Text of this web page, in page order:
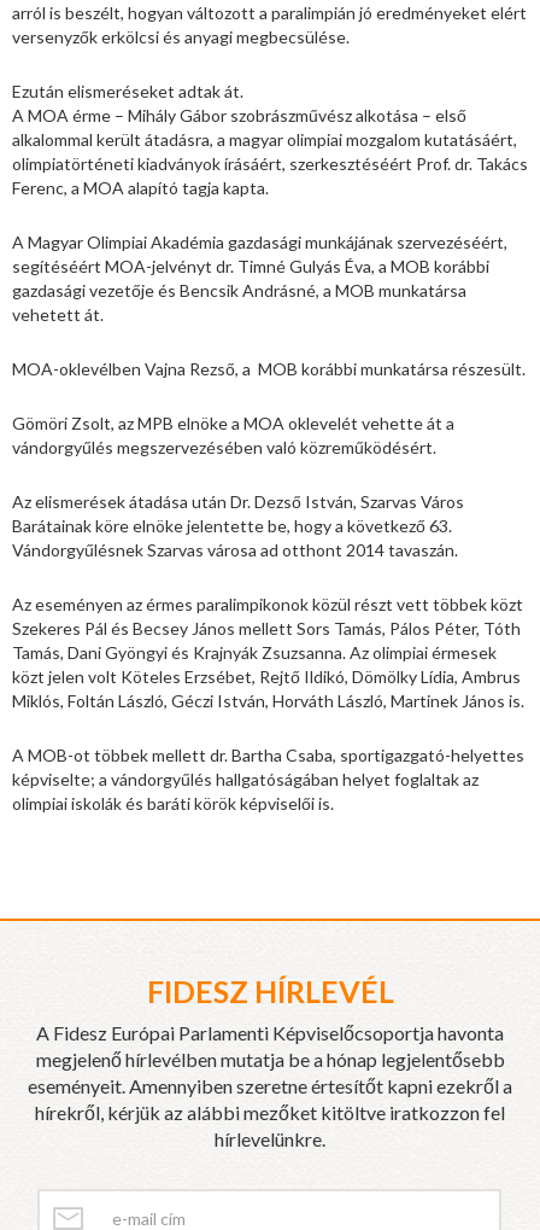
arról is beszélt, hogyan változott a paralimpián jó eredményeket elért
versenyzők erkölcsi és anyagi megbecsülése.
Ezután elismeréseket adtak át.
A MOA érme – Mihály Gábor szobrászművész alkotása – első
alkalommal került átadásra, a magyar olimpiai mozgalom kutatásáért,
olimpiatörténeti kiadványok írásáért, szerkesztéséért Prof. dr. Takács
Ferenc, a MOA alapító tagja kapta.
A Magyar Olimpiai Akadémia gazdasági munkájának szervezéséért,
segítéséért MOA-jelvényt dr. Timné Gulyás Éva, a MOB korábbi
gazdasági vezetője és Bencsik Andrásné, a MOB munkatársa
vehetett át.
MOA-oklevélben Vajna Rezső, a MOB korábbi munkatársa részesült.
Gömöri Zsolt, az MPB elnöke a MOA oklevelét vehette át a
vándorgyűlés megszervezésében való közreműködésért.
Az elismerések átadása után Dr. Dezső István, Szarvas Város
Barátainak köre elnöke jelentette be, hogy a következő 63.
Vándorgyűlésnek Szarvas városa ad otthont 2014 tavaszán.
Az eseményen az érmes paralimpikonok közül részt vett többek közt
Szekeres Pál és Becsey János mellett Sors Tamás, Pálos Péter, Tóth
Tamás, Dani Gyöngyi és Krajnyák Zsuzsanna. Az olimpiai érmesek
közt jelen volt Köteles Erzsébet, Rejtő Ildikó, Dömölky Lídia, Ambrus
Miklós, Foltán László, Géczi István, Horváth László, Martinek János is.
A MOB-ot többek mellett dr. Bartha Csaba, sportigazgató-helyettes
képviselte; a vándorgyűlés hallgatóságában helyet foglaltak az
olimpiai iskolák és baráti körök képviselői is.
FIDESZ HÍRLEVÉL
A Fidesz Európai Parlamenti Képviselőcsoportja havonta
megjelenő hírlevélben mutatja be a hónap legjelentősebb
eseményeit. Amennyiben szeretne értesítőt kapni ezekről a
hírekről, kérjük az alábbi mezőket kitöltve iratkozzon fel
hírlevelünkre.